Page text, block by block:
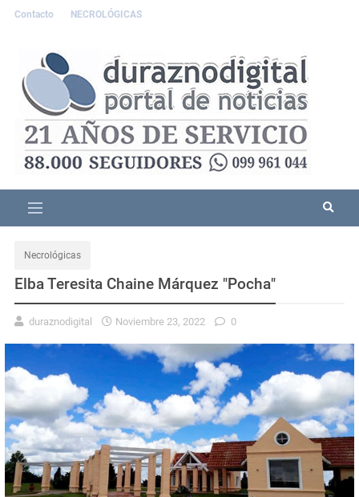
Contacto NECROLÓGICAS
Necrológicas
Elba Teresita Chaine Márquez "Pocha"
duraznodigital Noviembre 23, 2022 0